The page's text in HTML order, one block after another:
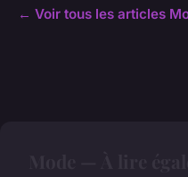
← Voir tous les articles